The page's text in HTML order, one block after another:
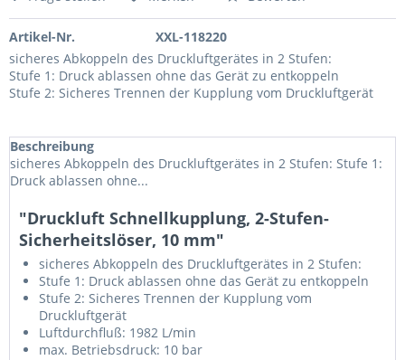
Artikel-Nr.
XXL-118220
sicheres Abkoppeln des Druckluftgerätes in 2 Stufen:
Stufe 1: Druck ablassen ohne das Gerät zu entkoppeln
Stufe 2: Sicheres Trennen der Kupplung vom Druckluftgerät
Beschreibung
sicheres Abkoppeln des Druckluftgerätes in 2 Stufen: Stufe 1:
Druck ablassen ohne...
"Druckluft Schnellkupplung, 2-Stufen-
Sicherheitslöser, 10 mm"
sicheres Abkoppeln des Druckluftgerätes in 2 Stufen:
Stufe 1: Druck ablassen ohne das Gerät zu entkoppeln
Stufe 2: Sicheres Trennen der Kupplung vom
Druckluftgerät
Luftdurchfluß: 1982 L/min
max. Betriebsdruck: 10 bar